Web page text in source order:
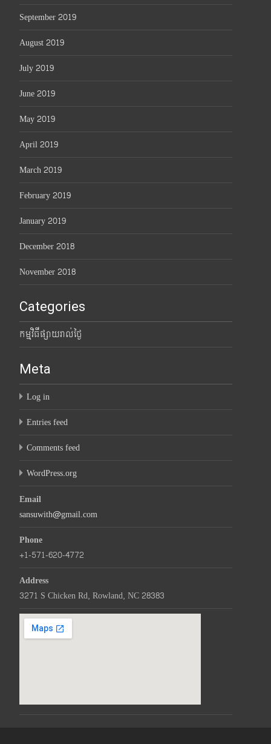
September 2019
August 2019
July 2019
June 2019
May 2019
April 2019
March 2019
February 2019
January 2019
December 2018
November 2018
Categories
កម្មវិធីផ្សាយរាល់ថ្ងៃ
Meta
Log in
Entries feed
Comments feed
WordPress.org
Email
sansuwith@gmail.com
Phone
+1-571-620-4772
Address
3271 S Chicken Rd, Rowland, NC 28383